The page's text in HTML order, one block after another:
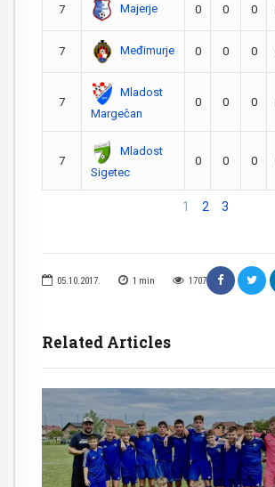
05.10.2017. 1 min 1707
Related Articles
7 Majerje 0 0 0
7 Međimurje 0 0 0
7
Mladost
Margečan
0 0 0
7
Mladost
Sigetec
0 0 0
1 2 3